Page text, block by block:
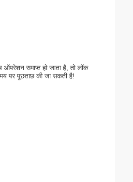
ऑपरेशन समाप्त हो जाता है, तो लॉक
पर पूछताछ की जा सकती है!